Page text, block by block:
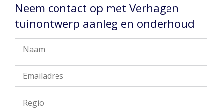
Neem contact op met Verhagen
tuinontwerp aanleg en onderhoud